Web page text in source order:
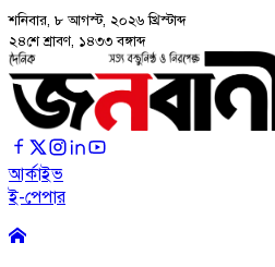
শনিবার, ৮ আগস্ট, ২০২৬ খ্রিস্টাব্দ
২৪শে শ্রাবণ, ১৪৩৩ বঙ্গাব্দ
আর্কাইভ
ই-পেপার